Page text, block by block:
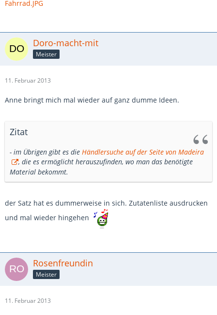
Fahrrad.JPG
Doro-macht-mit
Meister
11. Februar 2013
Anne bringt mich mal wieder auf ganz dumme Ideen.
Zitat
- im Übrigen gibt es die Händlersuche auf der Seite von Madeira
, die es ermöglicht herauszufinden, wo man das benötigte
Material bekommt.
der Satz hat es dummerweise in sich. Zutatenliste ausdrucken
und mal wieder hingehen
Rosenfreundin
Meister
11. Februar 2013